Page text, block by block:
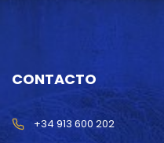
CONTACTO
+34 913 600 202